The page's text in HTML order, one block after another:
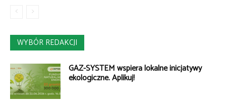
WYBÓR REDAKCJI
GAZ-SYSTEM wspiera lokalne inicjatywy
ekologiczne. Aplikuj!